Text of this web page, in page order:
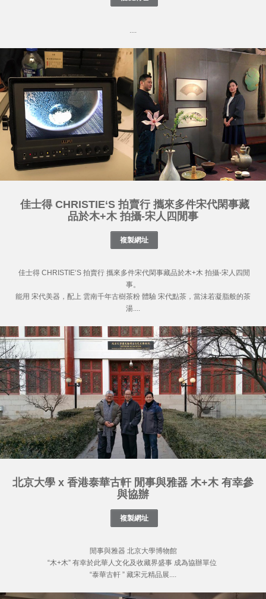
....
佳士得 CHRISTIE‘S 拍賣行 攜來多件宋代閑事藏
品於木+木 拍攝-宋人四閒事
佳士得 CHRISTIE‘S 拍賣行 攜來多件宋代閑事藏品於木+木 拍攝-宋人四閒
事。
能用 宋代美器，配上 雲南千年古樹茶粉 體驗 宋代點茶，當沬若凝脂般的茶
湯....
北京大學 x 香港泰華古軒 閒事與雅器 木+木 有幸參
與協辦
閒事與雅器 北京大學博物館
“木+木” 有幸於此華人文化及收藏界盛事 成為協辦單位
“泰華古軒 ” 藏宋元精品展....